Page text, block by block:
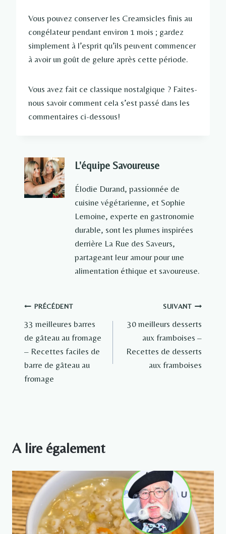
Vous pouvez conserver les Creamsicles finis au
congélateur pendant environ 1 mois ; gardez
simplement à l’esprit qu’ils peuvent commencer
à avoir un goût de gelure après cette période.
Vous avez fait ce classique nostalgique ? Faites-
nous savoir comment cela s’est passé dans les
commentaires ci-dessous!
L'équipe Savoureuse
Élodie Durand, passionnée de
cuisine végétarienne, et Sophie
Lemoine, experte en gastronomie
durable, sont les plumes inspirées
derrière La Rue des Saveurs,
partageant leur amour pour une
alimentation éthique et savoureuse.
Navigation
de
l’article
PRÉCÉDENT
33 meilleures barres
de gâteau au fromage
– Recettes faciles de
barre de gâteau au
fromage
SUIVANT
30 meilleurs desserts
aux framboises –
Recettes de desserts
aux framboises
A lire également